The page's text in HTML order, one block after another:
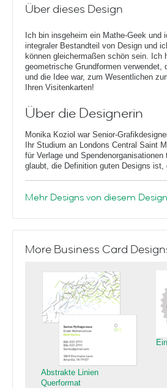
Über dieses Design
Ich bin insgeheim ein Mathe-Geek
integraler Bestandteil von Design und
können gleichermaßen schön sein. Ich
geometrische Grundformen
und die Idee war, zum Wesentlichen
Ihren Visitenkarten!
Über die Designerin
Monika Koziol war Senior-
Ihr Studium an Londons Central Saint
für Verlage und
glaubt, die Definition guten Designs
Mehr Designs von diesem
More Business Card
Abstrakte Linien
Querformat